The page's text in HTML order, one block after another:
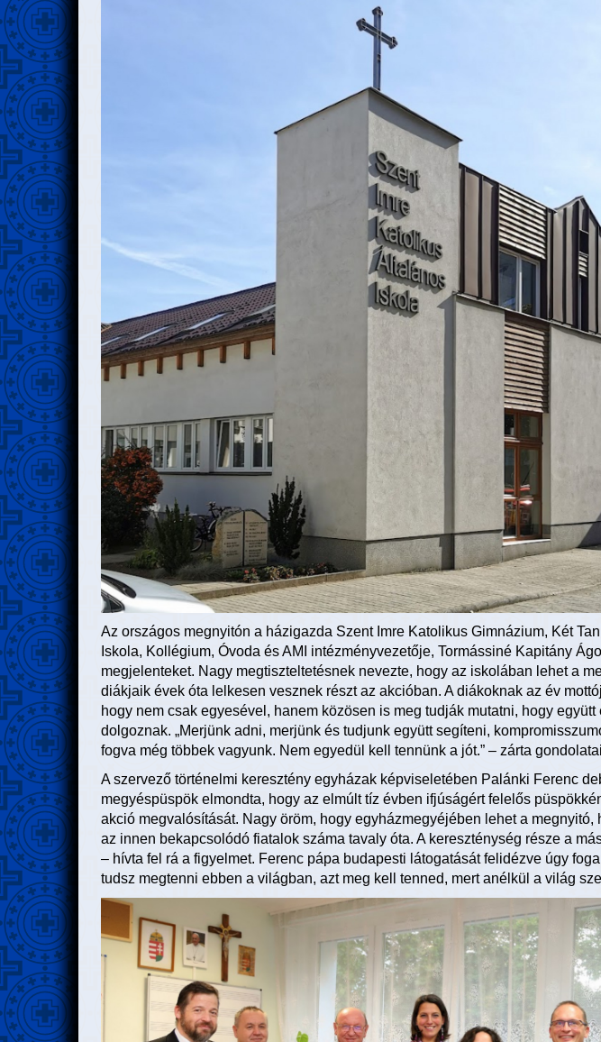
Az országos megnyitón a házigazda Szent Imre Katolikus Gimnázium, Két
Iskola, Kollégium, Óvoda és AMI intézményvezetője, Tormássiné Kapitány
megjelenteket. Nagy megtiszteltetésnek nevezte, hogy az iskolában lehet a
diákjaik évek óta lelkesen vesznek részt az akcióban. A diákoknak az év
hogy nem csak egyesével, hanem közösen is meg tudják mutatni, hogy
dolgoznak. „Merjünk adni, merjünk és tudjunk együtt segíteni,
fogva még többek vagyunk. Nem egyedül kell tennünk a jót.” – zárta
A szervező történelmi keresztény egyházak képviseletében Palánki Ferenc
megyéspüspök elmondta, hogy az elmúlt tíz évben ifjúságért felelős
akció megvalósítását. Nagy öröm, hogy egyházmegyéjében lehet a megnyitó,
az innen bekapcsolódó fiatalok száma tavaly óta. A kereszténység része a
– hívta fel rá a figyelmet. Ferenc pápa budapesti látogatását felidézve úgy
tudsz megtenni ebben a világban, azt meg kell tenned, mert anélkül a világ